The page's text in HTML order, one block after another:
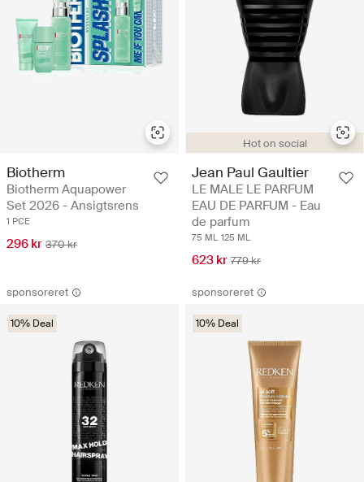
Biotherm
Biotherm Aquapower
Set 2026 - Ansigtsrens
1 PCE
296 kr 370 kr
Hot on social
Jean Paul Gaultier
LE MALE LE PARFUM
EAU DE PARFUM - Eau
de parfum
75 ML 125 ML
623 kr 779 kr
sponsoreret
10% Deal
sponsoreret
10% Deal